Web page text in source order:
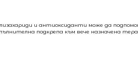
и антиоксиданти може да
подкрепа към вече назначена